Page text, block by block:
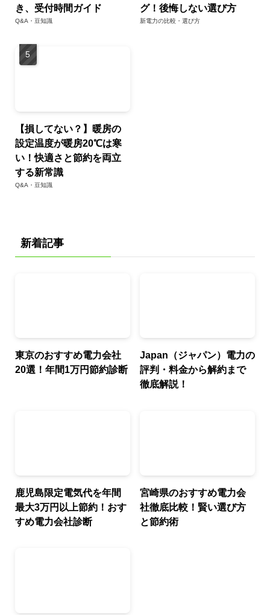
き、受付時間ガイド
Q&A・豆知識
グ！後悔しない選び方
新電力の比較・選び方
【損してない？】暖房の
設定温度が暖房20℃は寒
い！快適さと節約を両立
する新常識
Q&A・豆知識
新着記事
東京のおすすめ電力会社
20選！年間1万円節約診断
Japan（ジャパン）電力の
評判・料金から解約まで
徹底解説！
鹿児島限定電気代を年間
最大3万円以上節約！おす
すめ電力会社診断
宮崎県のおすすめ電力会
社徹底比較！賢い選び方
と節約術